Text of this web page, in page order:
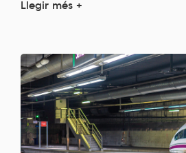
Llegir més +